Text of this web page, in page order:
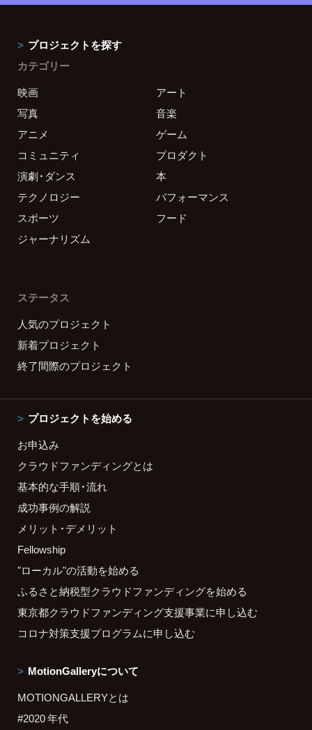
プロジェクトを探す
カテゴリー
映画
アート
写真
音楽
アニメ
ゲーム
コミュニティ
プロダクト
演劇・ダンス
本
テクノロジー
パフォーマンス
スポーツ
フード
ジャーナリズム
ステータス
人気のプロジェクト
新着プロジェクト
終了間際のプロジェクト
プロジェクトを始める
お申込み
クラウドファンディングとは
基本的な手順・流れ
成功事例の解説
メリット・デメリット
Fellowship
"ローカル"の活動を始める
ふるさと納税型クラウドファンディングを始める
東京都クラウドファンディング支援事業に申し込む
コロナ対策支援プログラムに申し込む
MotionGalleryについて
MOTIONGALLERYとは
#2020 年代